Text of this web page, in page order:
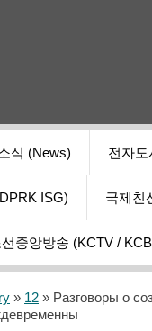
식 (News) 전자도
ISG) 국제친
중앙방송 (KCTV /
» 12 » Разговоры о